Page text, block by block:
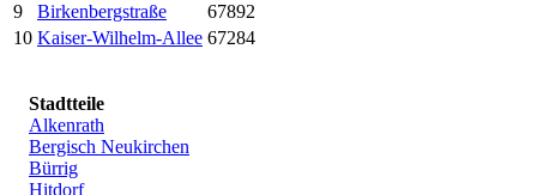
9
Birkenbergstraße
67892
10 Kaiser-Wilhelm-Allee 67284
Stadtteile
Alkenrath
Bergisch Neukirchen
Bürrig
Hitdorf